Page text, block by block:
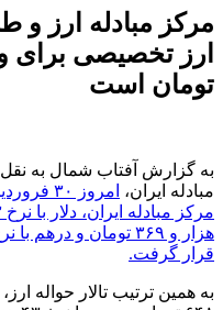
مرکز مبادله ارز و
تومان است
به گزارش آفتاب شمال به
مبادله ایران،
قرار گرفت.